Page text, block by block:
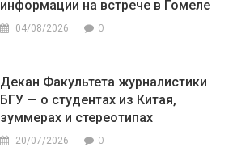
информации на встрече в Гомеле
04/08/2026 0
Декан Факультета журналистики
БГУ — о студентах из Китая,
зуммерах и стереотипах
20/07/2026 0